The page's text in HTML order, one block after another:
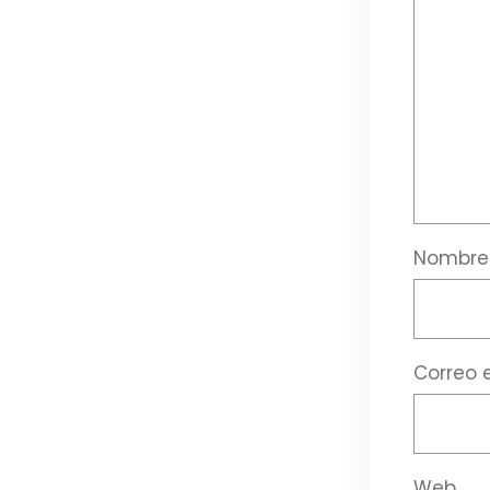
Nombre
Correo